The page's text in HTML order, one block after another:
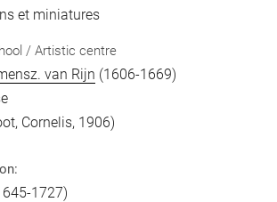
et miniatures
/ Artistic centre
van Rijn (1606-1669)
Cornelis, 1906)
1727)